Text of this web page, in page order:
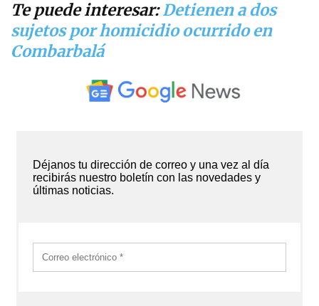
Te puede interesar:Detienen a dos
sujetos por homicidio ocurrido en
Combarbalá